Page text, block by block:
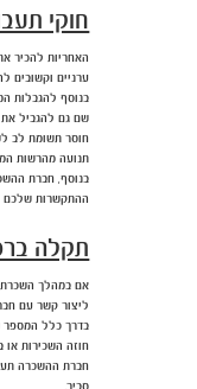
חוקי
האחריות להכיר
ערניים וקשובים
בנוסף להגבלות
שם גם להגביל את
חוסר תשומת לב
תנועה מהרשות
בנוסף, חברת
ההתקשרות שלכם
תקלה
אם במהלך השכרת
ליצור קשר עם
בדרך כלל המספר
חוזה השכירות או
חברת ההשכרה